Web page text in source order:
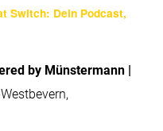
Switch: Dein Podcast,
by Münstermann |